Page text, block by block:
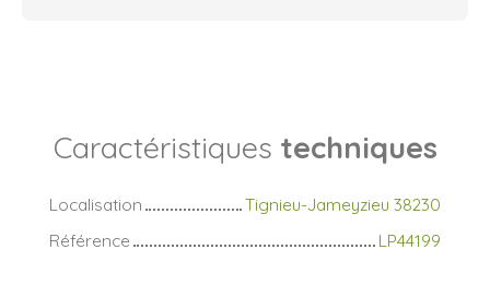
Caractéristiques techniques
Localisation
Tignieu-Jameyzieu 38230
Référence
LP44199